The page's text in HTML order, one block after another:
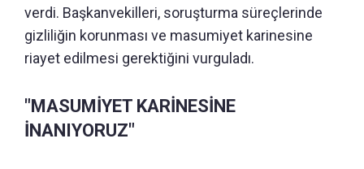
verdi. Başkanvekilleri, soruşturma süreçlerinde
gizliliğin korunması ve masumiyet karinesine
riayet edilmesi gerektiğini vurguladı.
"MASUMİYET KARİNESİNE
İNANIYORUZ"